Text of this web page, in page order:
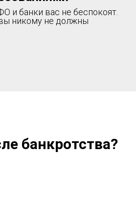
и банки вас не беспокоят.
никому не должны
банкротства?